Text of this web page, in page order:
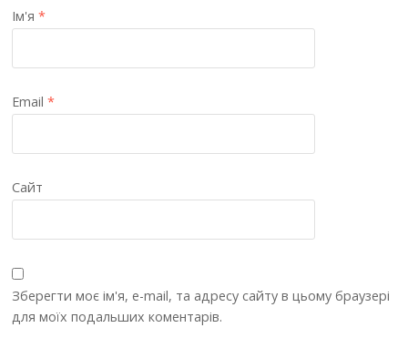
Ім'я*
Email*
Сайт
Зберегти моє ім'я, e-mail, та адресу сайту в цьому браузері
для моїх подальших коментарів.